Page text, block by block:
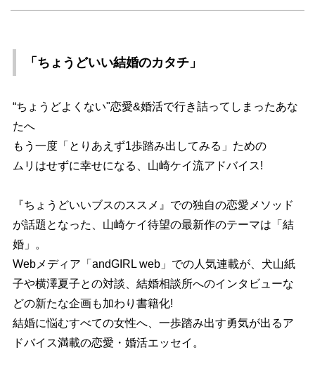
「ちょうどいい結婚のカタチ」
“ちょうどよくない"恋愛&婚活で行き詰ってしまったあな
たへ
もう一度「とりあえず1歩踏み出してみる」ための
ムリはせずに幸せになる、山崎ケイ流アドバイス!
『ちょうどいいブスのススメ』での独自の恋愛メソッド
が話題となった、山崎ケイ待望の最新作のテーマは「結
婚」。
Webメディア「andGIRL web」での人気連載が、犬山紙
子や横澤夏子との対談、結婚相談所へのインタビューな
どの新たな企画も加わり書籍化!
結婚に悩むすべての女性へ、一歩踏み出す勇気が出るア
ドバイス満載の恋愛・婚活エッセイ。